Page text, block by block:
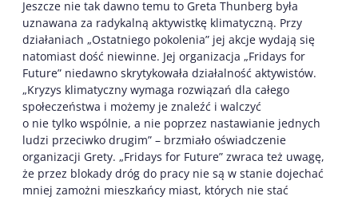
Jeszcze nie tak dawno temu to Greta Thunberg była
uznawana za radykalną aktywistkę klimatyczną. Przy
działaniach „Ostatniego pokolenia” jej akcje wydają się
natomiast dość niewinne. Jej organizacja „Fridays for
Future” niedawno skrytykowała działalność aktywistów.
„Kryzys klimatyczny wymaga rozwiązań dla całego
społeczeństwa i możemy je znaleźć i walczyć
o nie tylko wspólnie, a nie poprzez nastawianie jednych
ludzi przeciwko drugim” – brzmiało oświadczenie
organizacji Grety. „Fridays for Future” zwraca też uwagę,
że przez blokady dróg do pracy nie są w stanie dojechać
mniej zamożni mieszkańcy miast, których nie stać